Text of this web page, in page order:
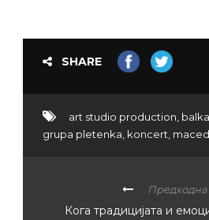
SHARE
art studio production
grupa pletenka koncert
Предходна
Кога традицијата и